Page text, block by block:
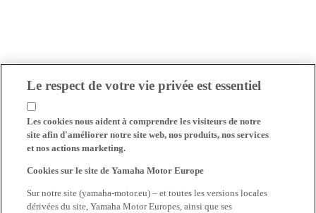
Le respect de votre vie privée est essentiel
Les cookies nous aident à comprendre les visiteurs de notre
site afin d'améliorer notre site web, nos produits, nos services
et nos actions marketing.
Cookies sur le site de Yamaha Motor Europe
Sur notre site (yamaha-motor.eu) – et toutes les versions locales
dérivées du site, Yamaha Motor Europes, ainsi que ses